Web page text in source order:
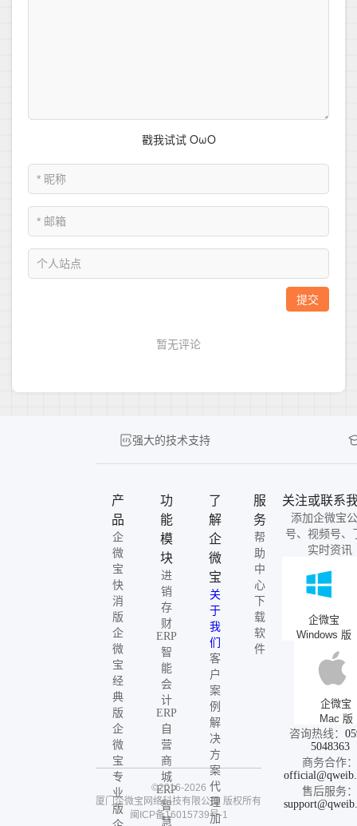
强大的技术支持
产
品
企
微
宝
快
消
版
企
微
宝
经
典
版
企
微
宝
专
业
版
功
能
模
块
进
销
存
财
ERP
智
能
会
计
ERP
自
营
商
城
ERP
智
慧
了
解
企
微
宝
关
于
我
们
客
户
案
例
解
决
方
案
代
理
加
服
务
帮
助
中
心
下
载
软
件
关注或联系
添加企微宝
号、视频号、
实时资讯
企微宝
Windows 版
企微宝
Mac 版
咨询热线：
5048363
商务合作：
售后服务：
©2016-2026
厦门企微宝网络科技有限公司 版权所有
闽ICP备16015739号-1